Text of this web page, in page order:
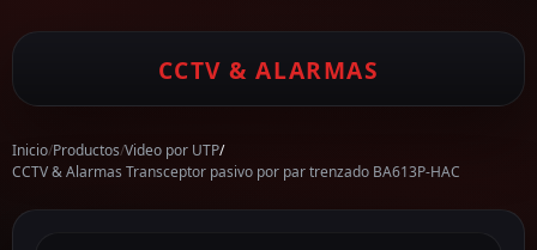
CCTV & ALARMAS
Inicio/Productos/Video por UTP/
CCTV & Alarmas Transceptor pasivo por par trenzado BA613P-HAC